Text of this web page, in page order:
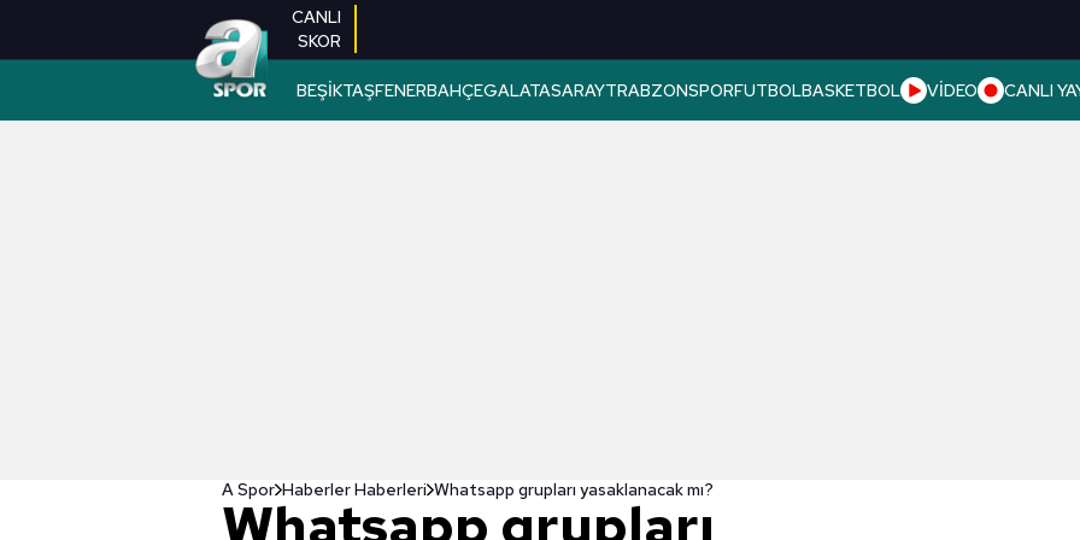
CANLI
SKOR
BEŞİKTAŞFENERBAHÇEGALATASARAYTRABZONSPORFUTBOLBASKETBOL VİDEO CANLI
A Spor Haberler Haberleri Whatsapp grupları yasaklanacak mı?
Whatsapp grupları